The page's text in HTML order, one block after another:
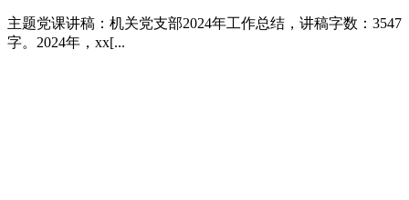
主题党课讲稿：机关党支部2024年工作总结，讲稿字数：3547
字。2024年，xx[...